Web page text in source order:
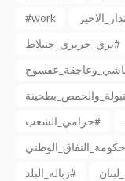
#work
بري_حريري_جنبلاط#
حرامي_الشعب#
زبالة_البلد#